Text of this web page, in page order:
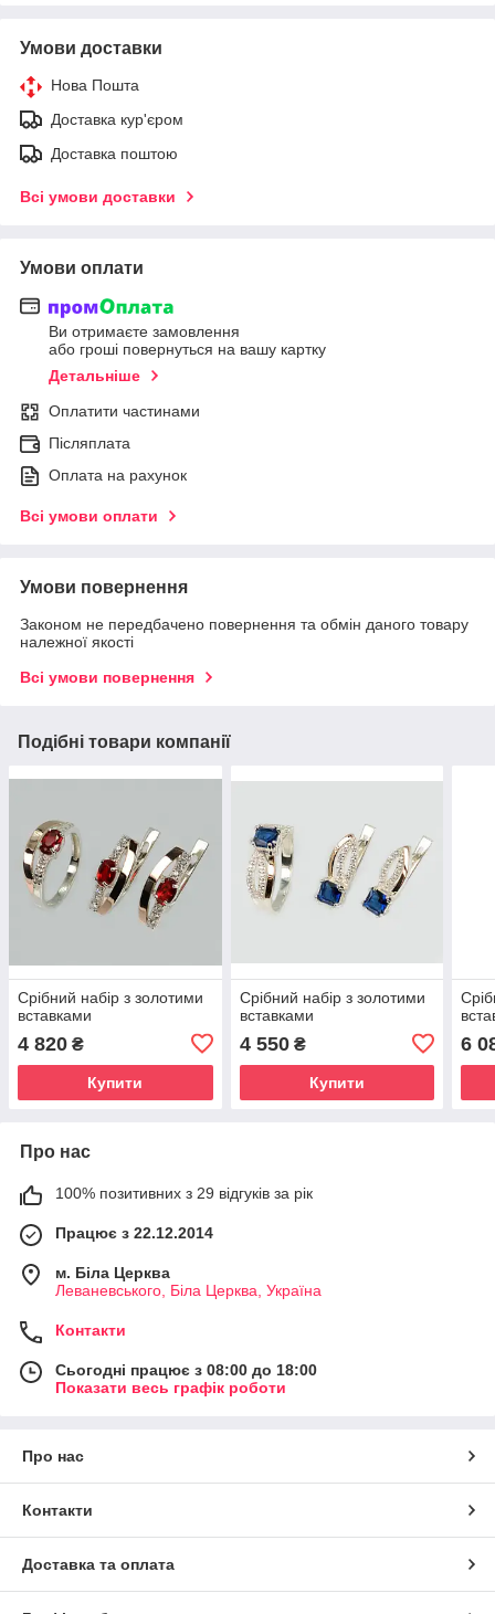
Умови доставки
Нова Пошта
Доставка кур'єром
Доставка поштою
Всі умови доставки
Умови оплати
Ви отримаєте замовлення
або гроші повернуться на вашу картку
Детальніше
Оплатити частинами
Післяплата
Оплата на рахунок
Всі умови оплати
Умови повернення
Законом не передбачено повернення та обмін даного товару
належної якості
Всі умови повернення
Подібні товари компанії
Срібний набір з золотими
вставками
4 820 ₴
Купити
Срібний набір з золотими
вставками
4 550₴
Купити
6
Про нас
100% позитивних з 29 відгуків за рік
Працює з 22.12.2014
м. Біла Церква
Леваневського, Біла Церква, Україна
Контакти
Сьогодні працює з 08:00 до 18:00
Показати весь графік роботи
Про нас
Контакти
Доставка та оплата